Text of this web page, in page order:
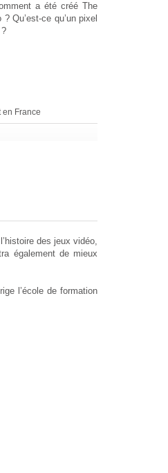
a été créé The
Qu’est-ce qu’un pixel
en France
des jeux vidéo,
également de mieux
l’école de formation